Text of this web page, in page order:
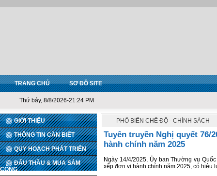
TRANG CHỦ SƠ ĐỒ SITE
Thứ bảy, 8/8/2026-21:24 PM
GIỚI THIỆU
THÔNG TIN CẦN BIẾT
QUY HOẠCH PHÁT TRIỂN
ĐẤU THẦU & MUA SẮM
CÔNG
PHỔ BIẾN CHẾ ĐỘ - CHÍNH SÁCH
Tuyên truyền Nghị quyết 76/
hành chính năm 2025
Ngày 14/4/2025, Ủy ban Thường vụ
xếp đơn vị hành chính năm 2025, có hiệu